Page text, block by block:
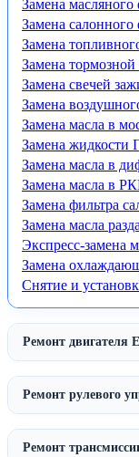
Замена масляного
Замена салонного
Замена
Замена
Замена свечей
Замена
Замена масла в
Замена жидкости
Замена масла в
Замена масла в
Замена фильтра
Замена масла
Экспресс-замена
Замена
Снятие и
Ремонт двигателя
Ремонт рулевого
Ремонт